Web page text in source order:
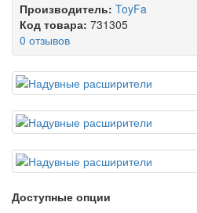
Производитель: ToyFa
Код товара: 731305
0 отзывов
Доступные опции